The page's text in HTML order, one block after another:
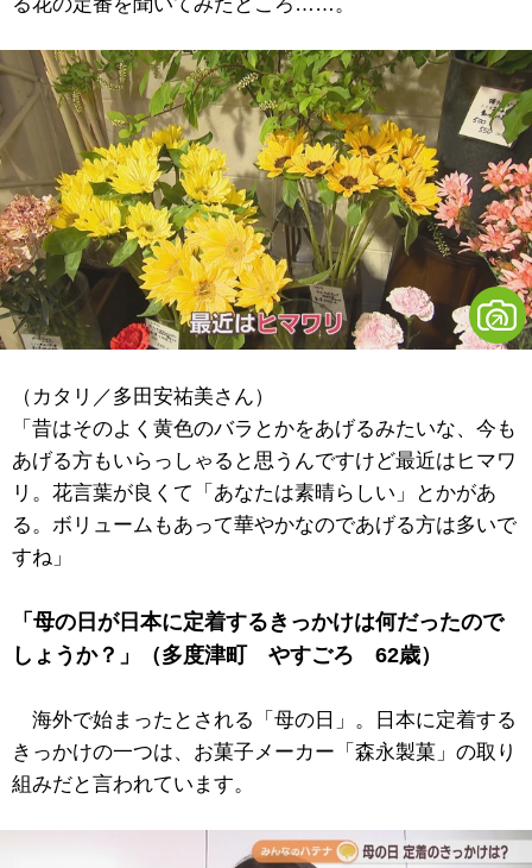
（カタリ／多田安祐美さん）
「昔はそのよく黄色のバラとかをあげるみたいな、今も
あげる方もいらっしゃると思うんですけど最近はヒマワ
リ。花言葉が良くて「あなたは素晴らしい」とかがあ
る。ボリュームもあって華やかなのであげる方は多いで
すね」
「母の日が日本に定着するきっかけは何だったので
しょうか？」（多度津町 やすごろ 62歳）
海外で始まったとされる「母の日」。日本に定着する
きっかけの一つは、お菓子メーカー「森永製菓」の取り
組みだと言われています。